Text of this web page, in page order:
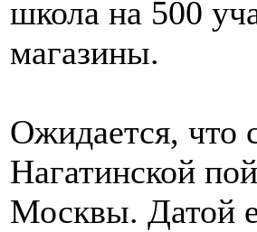
школа на 500
магазины.
Ожидается, что
Нагатинской
Москвы. Датой